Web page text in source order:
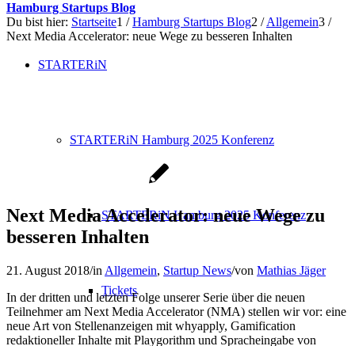
STARTERiN
STARTERiN Hamburg 2025 Konferenz
STARTERiN Hamburg 2025 Konferenz
Tickets
Hamburg Startups Blog
Du bist hier: Startseite1 / Hamburg Startups Blog2 / Allgemein3 /
Next Media Accelerator: neue Wege zu besseren Inhalten
Next Media Accelerator: neue Wege zu
besseren Inhalten
21. August 2018/in Allgemein, Startup News/von Mathias Jäger
In der dritten und letzten Folge unserer Serie über die neuen
Teilnehmer am Next Media Accelerator (NMA) stellen wir vor: eine
neue Art von Stellenanzeigen mit whyapply, Gamification
redaktioneller Inhalte mit Playgorithm und Spracheingabe von